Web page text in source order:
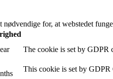
nødvendige for, at webstedet
The cookie is set by GDPR
This cookie is set by GDPR